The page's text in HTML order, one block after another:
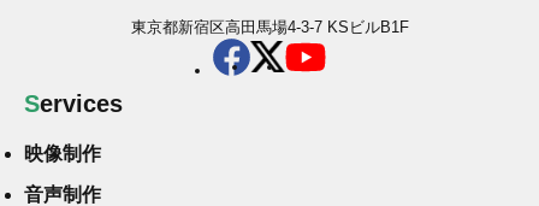
東京都新宿区高田馬場4-3-7 KSビルB1F
Services
映像制作
音声制作